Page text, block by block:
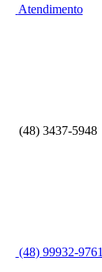
Atendimento
(48) 3437-5948
(48) 99932-9761